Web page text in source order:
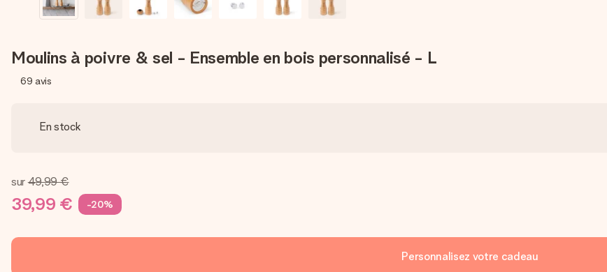
Moulins à poivre & sel - Ensemble en bois personnalisé - L
69 avis
En stock
sur49,99 €
39,99 € -20%
Personnalisez votre cadeau